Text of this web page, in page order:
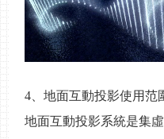
4、地面互動投影使用范
地面互動投影系統是集